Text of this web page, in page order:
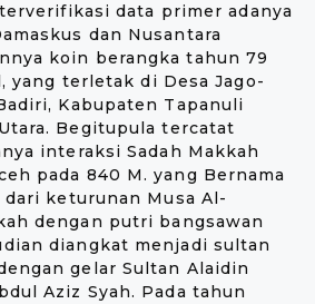
data primer adanya
dan Nusantara
koin berangka tahun 79
yang terletak di Desa Jago-
Kabupaten Tapanuli
Begitupula tercatat
interaksi Sadah Makkah
pada 840 M. yang Bernama
dari keturunan Musa Al-
dengan putri bangsawan
diangkat menjadi sultan
gelar Sultan Alaidin
Aziz Syah. Pada tahun